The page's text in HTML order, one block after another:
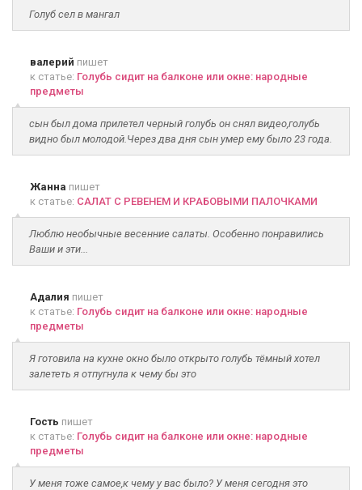
Голуб сел в мангал
валерий пишет
к статье: Голубь сидит на балконе или окне: народные
предметы
сын был дома прилетел черный голубь он снял видео,голубь
видно был молодой.Через два дня сын умер ему было 23 года.
Жанна пишет
к статье: САЛАТ С РЕВЕНЕМ И КРАБОВЫМИ ПАЛОЧКАМИ
Люблю необычные весенние салаты. Особенно понравились
Ваши и эти...
Адалия пишет
к статье: Голубь сидит на балконе или окне: народные
предметы
Я готовила на кухне окно было открыто голубь тёмный хотел
залететь я отпугнула к чему бы это
Гость пишет
к статье: Голубь сидит на балконе или окне: народные
предметы
У меня тоже самое,к чему у вас было? У меня сегодня это